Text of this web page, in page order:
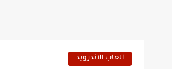
العاب الاندرويد